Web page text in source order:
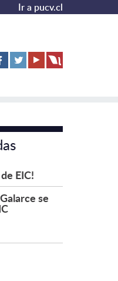
Ir a pucv.cl
EIC!
se